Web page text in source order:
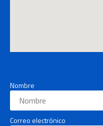
Nombre
Correo electrónico